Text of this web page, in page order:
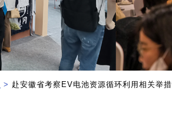
> 赴安徽省考察EV电池资源循环利用相关举措